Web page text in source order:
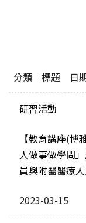
分類 標題 日
研習活動
【教育講座(
人做事做學問
員與附醫醫療
2023-03-15